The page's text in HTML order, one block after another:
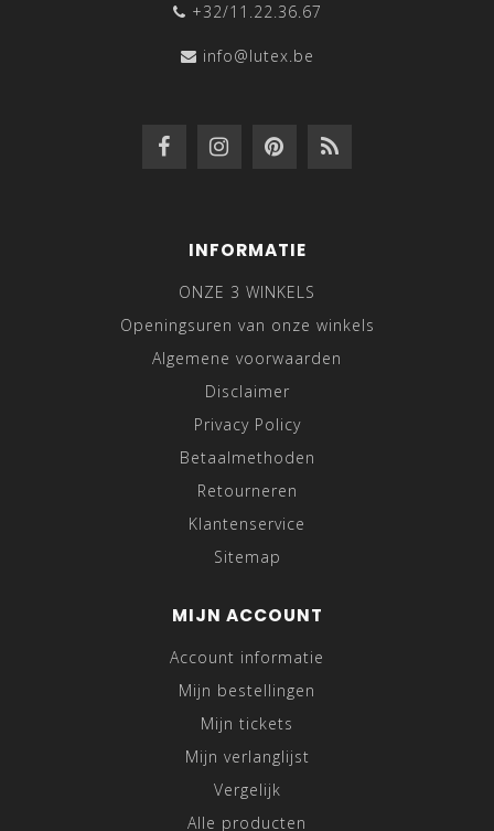
+32/11.22.36.67
info@lutex.be
INFORMATIE
ONZE 3 WINKELS
Openingsuren van onze winkels
Algemene voorwaarden
Disclaimer
Privacy Policy
Betaalmethoden
Retourneren
Klantenservice
Sitemap
MIJN ACCOUNT
Account informatie
Mijn bestellingen
Mijn tickets
Mijn verlanglijst
Vergelijk
Alle producten